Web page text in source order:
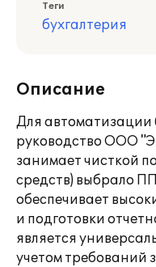
Теги
бухгалтерия
Описание
Для автоматизации
руководство ООО
занимает чисткой
средств) выбрало
обеспечивает
и подготовки
является
учетом требований